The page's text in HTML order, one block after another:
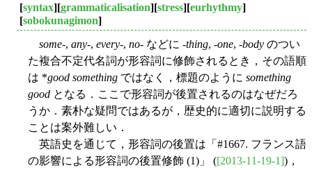
[syntax][grammaticalisation][stress][eurhythmy]
[sobokunagimon]
some-, any-, every-, no- などに -thing, -one, -body のつい
た複合不定代名詞が形容詞に修飾されるとき，その語順
は *good something ではなく，標題のように something
good となる．ここで形容詞が後置されるのはなぜだろ
うか．素朴な疑問ではあるが，歴史的に適切に説明する
ことは案外難しい．
英語史を通じて，形容詞の後置は「#1667. フランス語
の影響による形容詞の後置修飾 (1)」 ([2013-11-19-1])，